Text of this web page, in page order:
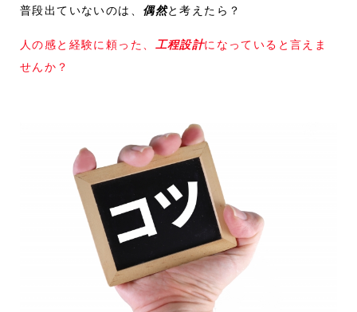
普段出ていないのは、 偶然と考えたら？
人の感と経験に頼った、 工程設計になっていると言えま
せんか？